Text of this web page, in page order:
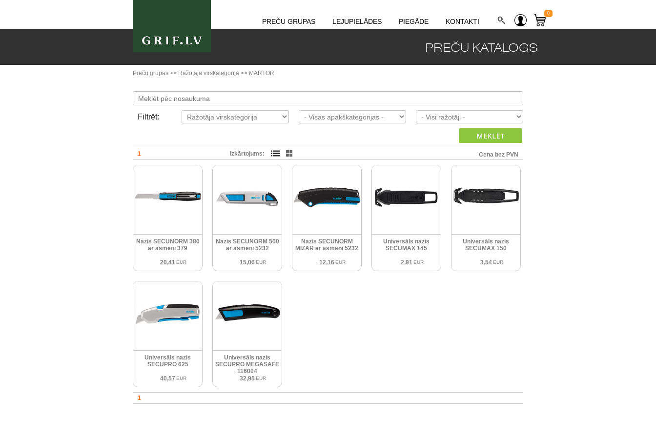
PREČU GRUPAS LEJUPIELĀDES PIEGĀDE KONTAKTI
0
PREČU KATALOGS
Preču grupas >> Ražotāja virskategorija >> MARTOR
Filtrēt:
1 Izkārtojums:
Nazis SECUNORM 380
ar asmeni 379
20,41 EUR
Nazis SECUNORM 500
ar asmeni 5232
15,06 EUR
Nazis SECUNORM
MIZAR ar asmeni 5232
12,16 EUR
Universāls nazis
SECUMAX 145
2,91 EUR
Universāls nazis
SECUMAX 150
3,54 EUR
Universāls nazis
SECUPRO 625
40,57 EUR
Universāls nazis
SECUPRO MEGASAFE
116004
32,95 EUR
1